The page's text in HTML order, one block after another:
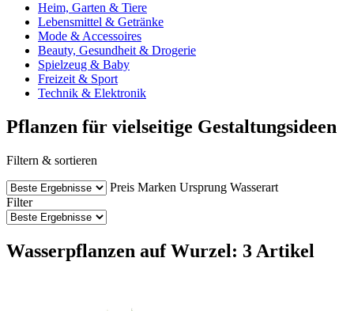
Heim, Garten & Tiere
Lebensmittel & Getränke
Mode & Accessoires
Beauty, Gesundheit & Drogerie
Spielzeug & Baby
Freizeit & Sport
Technik & Elektronik
Pflanzen für vielseitige Gestaltungsideen
Filtern & sortieren
Preis Marken Ursprung Wasserart
Filter
Wasserpflanzen auf Wurzel: 3 Artikel